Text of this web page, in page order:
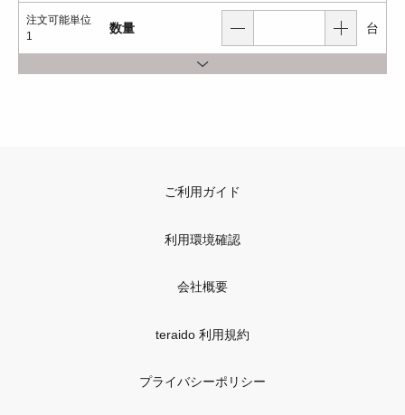
注文可能単位
1
数量 台
ご利用ガイド
利用環境確認
会社概要
teraido 利用規約
プライバシーポリシー